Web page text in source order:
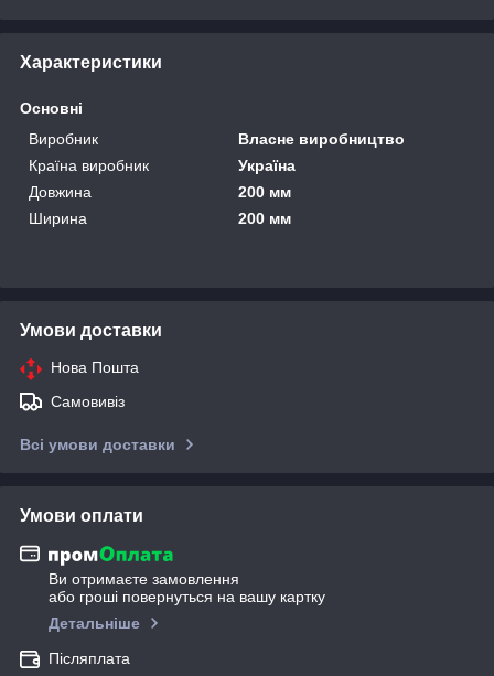
Характеристики
Основні
Виробник
Власне виробництво
Країна виробник
Україна
Довжина
200 мм
Ширина
200 мм
Умови доставки
Нова Пошта
Самовивіз
Всі умови доставки
Умови оплати
Ви отримаєте замовлення
або гроші повернуться на вашу картку
Детальніше
Післяплата